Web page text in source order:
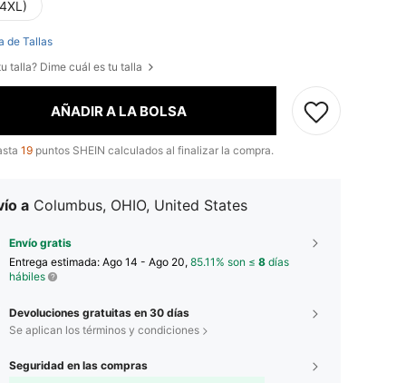
de Tallas
talla? Dime cuál es tu talla
AÑADIR A LA BOLSA
19 puntos SHEIN calculados al finalizar la compra.
a Columbus, OHIO, United States
Envío gratis
Entrega estimada: Ago 14 - Ago 20, 85.11% son ≤ 8 días
hábiles
Devoluciones gratuitas en 30 días
Se aplican los términos y condiciones
Seguridad en las compras